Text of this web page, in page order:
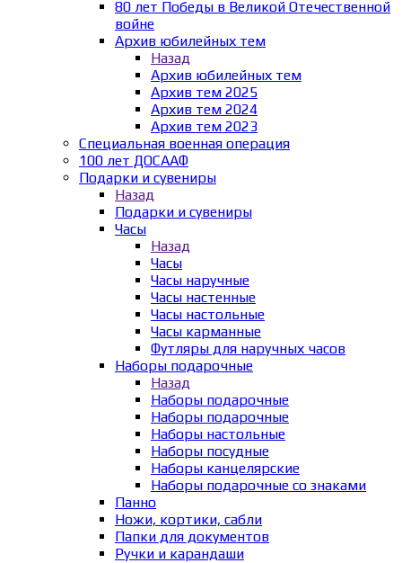
80 лет Победы в Великой Отечественной
войне
Архив юбилейных тем
Назад
Архив юбилейных тем
Архив тем 2025
Архив тем 2024
Архив тем 2023
Специальная военная операция
100 лет ДОСААФ
Подарки и сувениры
Назад
Подарки и сувениры
Часы
Назад
Часы
Часы наручные
Часы настенные
Часы настольные
Часы карманные
Футляры для наручных часов
Наборы подарочные
Назад
Наборы подарочные
Наборы подарочные
Наборы настольные
Наборы посудные
Наборы канцелярские
Наборы подарочные со знаками
Панно
Ножи, кортики, сабли
Папки для документов
Ручки и карандаши